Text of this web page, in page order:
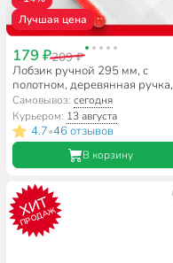
Лучшая цена
179 ₽209 ₽
Лобзик ручной 295 мм, с
полотном, деревянная ручка,
Bartex, 1227111
Самовывоз:сегодня
Курьером: 13 августа
4.7•46 отзывов
В корзину
ХИТ
ПРОДАЖ